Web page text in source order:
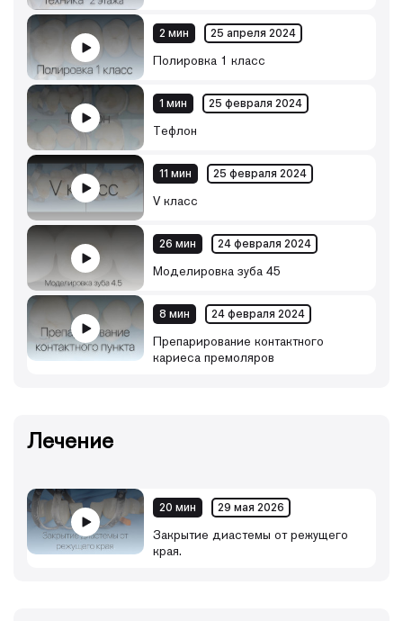
2 мин 25 апреля 2024
Полировка 1 класс
1 мин 25 февраля 2024
Тефлон
11 мин 25 февраля 2024
V класс
26 мин 24 февраля 2024
Моделировка зуба 45
8 мин 24 февраля 2024
Препарирование контактного
кариеса премоляров
Лечение
20 мин 29 мая 2026
Закрытие диастемы от режущего
края.